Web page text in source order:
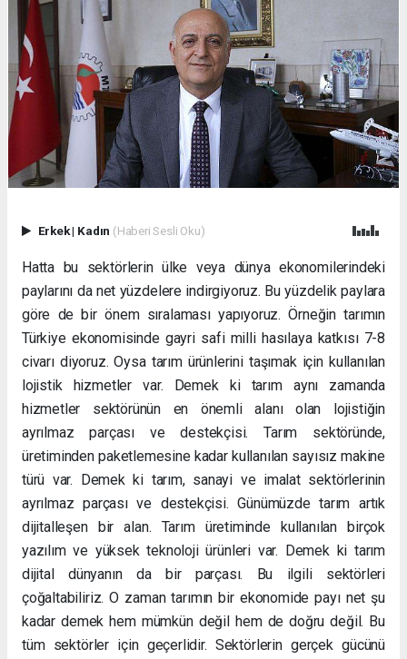
Erkek| Kadın (Haberi Sesli Oku)
Hatta bu sektörlerin ülke veya dünya ekonomilerindeki
paylarını da net yüzdelere indirgiyoruz. Bu yüzdelik paylara
göre de bir önem sıralaması yapıyoruz. Örneğin tarımın
Türkiye ekonomisinde gayri safi milli hasılaya katkısı 7-8
civarı diyoruz. Oysa tarım ürünlerini taşımak için kullanılan
lojistik hizmetler var. Demek ki tarım aynı zamanda
hizmetler sektörünün en önemli alanı olan lojistiğin
ayrılmaz parçası ve destekçisi. Tarım sektöründe,
üretiminden paketlemesine kadar kullanılan sayısız makine
türü var. Demek ki tarım, sanayi ve imalat sektörlerinin
ayrılmaz parçası ve destekçisi. Günümüzde tarım artık
dijitalleşen bir alan. Tarım üretiminde kullanılan birçok
yazılım ve yüksek teknoloji ürünleri var. Demek ki tarım
dijital dünyanın da bir parçası. Bu ilgili sektörleri
çoğaltabiliriz. O zaman tarımın bir ekonomide payı net şu
kadar demek hem mümkün değil hem de doğru değil. Bu
tüm sektörler için geçerlidir. Sektörlerin gerçek gücünü